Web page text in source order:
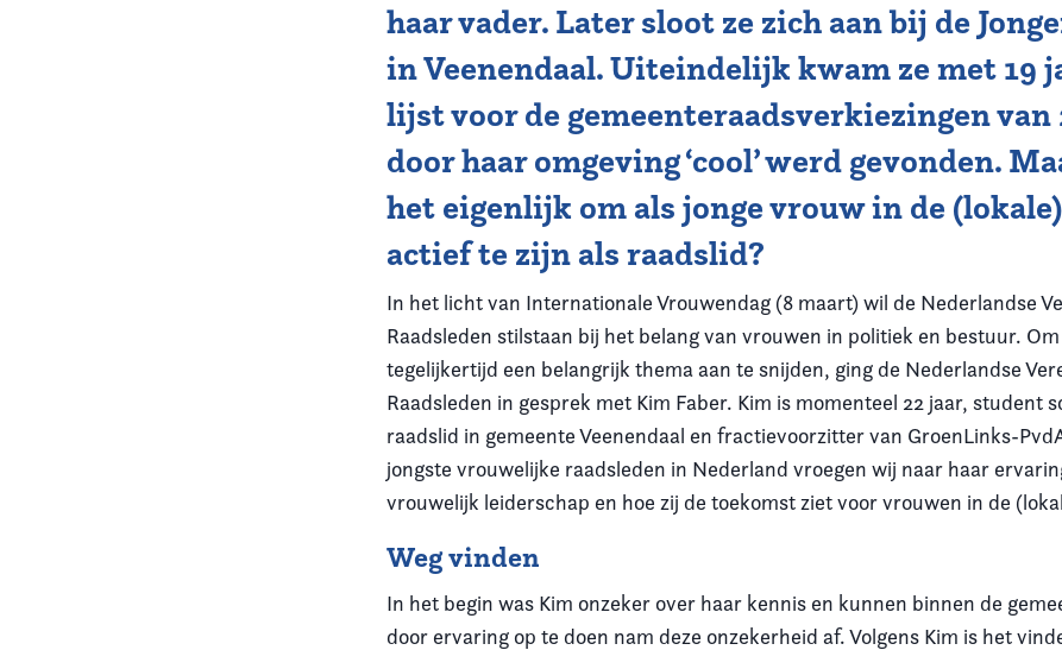
haar vader. Later sloot ze zich aan bij de
in Veenendaal. Uiteindelijk kwam ze met 19
lijst voor de gemeenteraadsverkiezingen van
door haar omgeving ‘cool’ werd gevonden.
het eigenlijk om als jonge vrouw in de
actief te zijn als raadslid?
In het licht van Internationale Vrouwendag (8 maart) wil de Nederlandse
Raadsleden stilstaan bij het belang van vrouwen in politiek en bestuur.
tegelijkertijd een belangrijk thema aan te snijden, ging de Nederlandse
Raadsleden in gesprek met Kim Faber. Kim is momenteel 22 jaar, student
raadslid in gemeente Veenendaal en fractievoorzitter van GroenLinks-
jongste vrouwelijke raadsleden in Nederland vroegen wij naar haar
vrouwelijk leiderschap en hoe zij de toekomst ziet voor vrouwen in de
Weg vinden
In het begin was Kim onzeker over haar kennis en kunnen binnen de
door ervaring op te doen nam deze onzekerheid af. Volgens Kim is het